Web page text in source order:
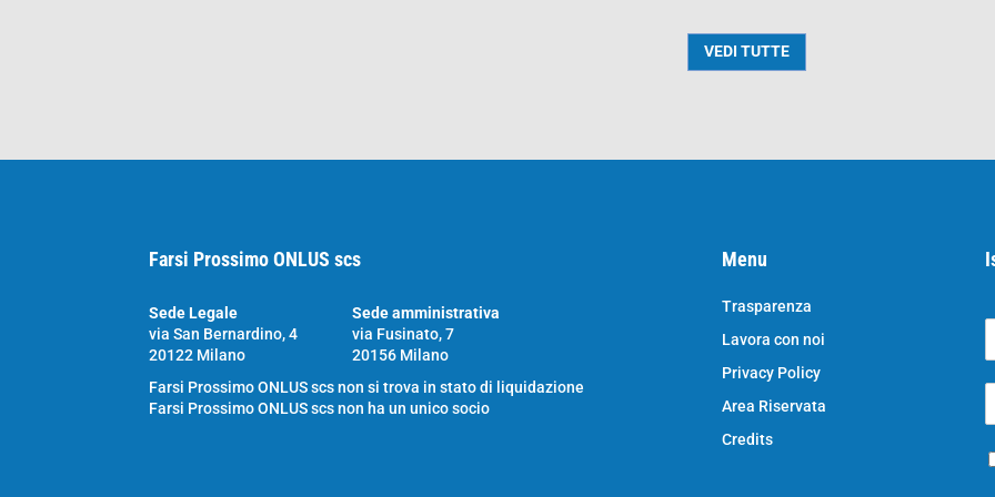
VEDI TUTTE
Farsi Prossimo ONLUS scs
Sede Legale
via San Bernardino, 4
20122 Milano
Sede amministrativa
via Fusinato, 7
20156 Milano
Farsi Prossimo ONLUS scs non si trova in stato di liquidazione
Farsi Prossimo ONLUS scs non ha un unico socio
Menu
Trasparenza
Lavora con noi
Privacy Policy
Area Riservata
Credits
o
e
P